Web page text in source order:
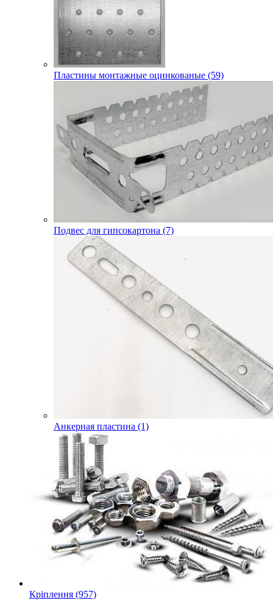
Пластины монтажные оцинкованые (59)
Подвес для гипсокартона (7)
Анкерная пластина (1)
Кріплення (957)